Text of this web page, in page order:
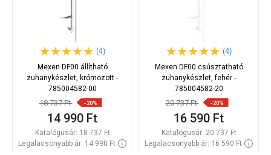
(4)
Mexen DF00 állítható
zuhanykészlet, krómozott -
785004582-00
18 737 Ft -20%
14 990 Ft
Katalógusár: 18 737 Ft
Legalacsonyabb ár: 14 990 Ft
(4)
Mexen DF00 csúsztatható
zuhanykészlet, fehér -
785004582-20
20 737 Ft -20%
16 590 Ft
Katalógusár: 20 737 Ft
Legalacsonyabb ár: 16 590 Ft